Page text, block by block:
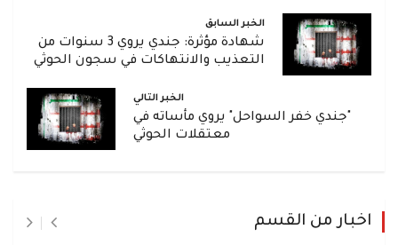
الخبر السابق
شهادة مؤثرة: جندي يروي 3 سنوات من
التعذيب والانتهاكات في سجون الحوثي
الخبر التالي
"جندي خفر السواحل" يروي مأساته في
معتقلات الحوثي
اخبار من القسم